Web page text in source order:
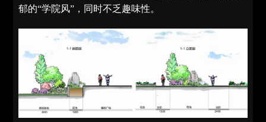
郁的“学院风”，同时不乏趣味性。